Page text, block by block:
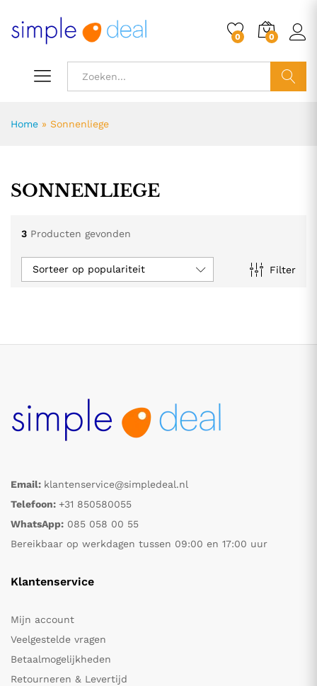
0 0
Home » Sonnenliege
SONNENLIEGE
3 Producten gevonden
Filter
Sorteer op populariteit
Email: klantenservice@simpledeal.nl
Telefoon: +31 850580055
WhatsApp: 085 058 00 55
Bereikbaar op werkdagen tussen 09:00 en 17:00 uur
Klantenservice
Mijn account
Veelgestelde vragen
Betaalmogelijkheden
Retourneren & Levertijd